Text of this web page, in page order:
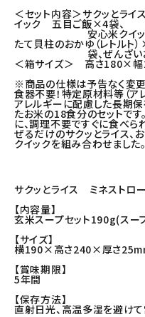
＜セット内容＞サクッとラ
イック 五目ご飯×4袋、
安心米クイック わ
たて貝柱のおかゆ（レトルト
袋、ぜんざいおはぎ
＜箱サイズ＞ 高さ180×
※商品の仕様は予告なく変更
食器不要！特定原材料等（
アレルギーに配慮した長期
たお米の18食分のセットです
に、調理不要ですぐに食べら
ぜるだけのサクッとライス
クイックを組み合わせました
サクッとライス ミネストロ
【内容量】
玄米スープセット190g(スー
【サイズ】
横190×高さ240×厚さ
【賞味期限】
5年間
【保存方法】
直射日光、高温多湿を避けて